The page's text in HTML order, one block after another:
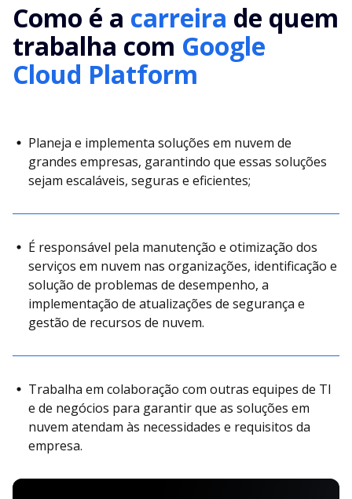
Como é a carreira de quem
trabalha com Google
Cloud Platform
Planeja e implementa soluções em nuvem de
grandes empresas, garantindo que essas soluções
sejam escaláveis, seguras e eficientes;
É responsável pela manutenção e otimização dos
serviços em nuvem nas organizações, identificação e
solução de problemas de desempenho, a
implementação de atualizações de segurança e
gestão de recursos de nuvem.
Trabalha em colaboração com outras equipes de TI
e de negócios para garantir que as soluções em
nuvem atendam às necessidades e requisitos da
empresa.